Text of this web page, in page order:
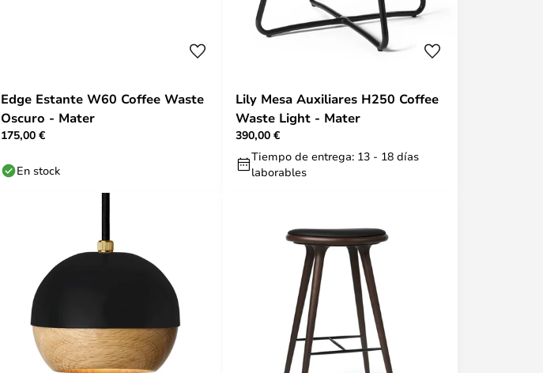
Edge Estante W60 Coffee Waste
Oscuro - Mater
175,00 €
En stock
Lily Mesa Auxiliares H250 Coffee
Waste Light - Mater
390,00 €
Tiempo de entrega: 13 - 18 días
laborables